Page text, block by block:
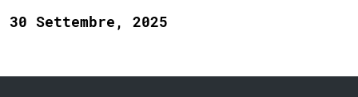
30 Settembre, 2025